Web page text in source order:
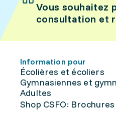
Vous souhaitez
consultation et
Information pour
Écolières et écoliers
Gymnasiennes et
Adultes
Shop CSFO: